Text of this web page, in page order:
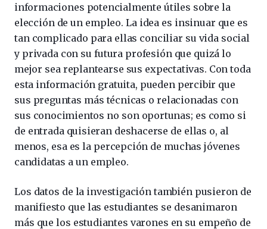
informaciones potencialmente útiles sobre la
elección de un empleo. La idea es insinuar que es
tan complicado para ellas conciliar su vida social
y privada con su futura profesión que quizá lo
mejor sea replantearse sus expectativas. Con toda
esta información gratuita, pueden percibir que
sus preguntas más técnicas o relacionadas con
sus conocimientos no son oportunas; es como si
de entrada quisieran deshacerse de ellas o, al
menos, esa es la percepción de muchas jóvenes
candidatas a un empleo.
Los datos de la investigación también pusieron de
manifiesto que las estudiantes se desanimaron
más que los estudiantes varones en su empeño de